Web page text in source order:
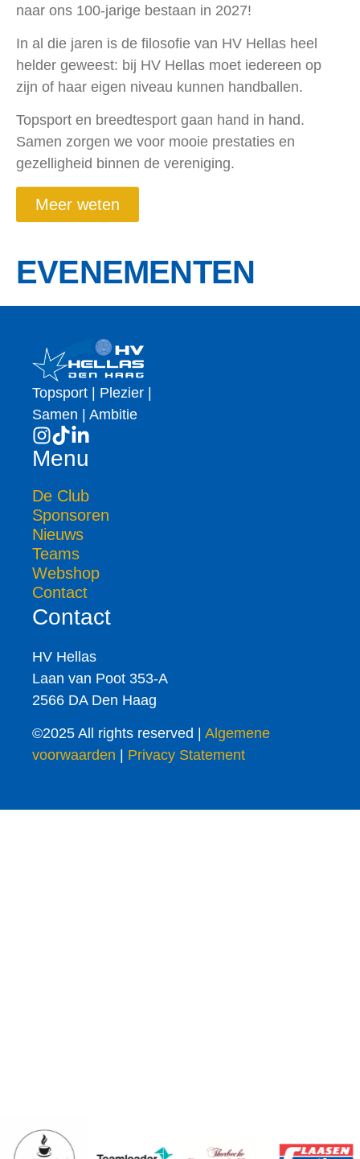
naar ons 100-jarige bestaan in 2027!
In al die jaren is de filosofie van HV Hellas heel
helder geweest: bij HV Hellas moet iedereen op
zijn of haar eigen niveau kunnen handballen.
Topsport en breedtesport gaan hand in hand.
Samen zorgen we voor mooie prestaties en
gezelligheid binnen de vereniging.
Meer weten
EVENEMENTEN
Topsport | Plezier |
Samen | Ambitie
Menu
De Club
Sponsoren
Nieuws
Teams
Webshop
Contact
Contact
HV Hellas
Laan van Poot 353-A
2566 DA Den Haag
©2025 All rights reserved | Algemene
voorwaarden
Privacy Statement